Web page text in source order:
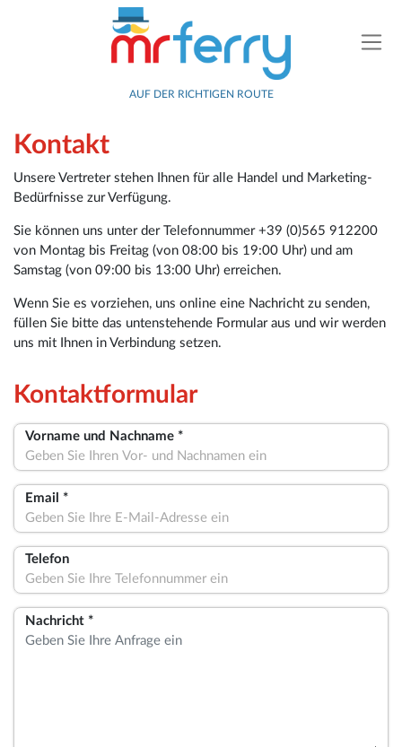
AUF DER RICHTIGEN ROUTE
Kontakt
Unsere Vertreter stehen Ihnen für alle Handel und Marketing-
Bedürfnisse zur Verfügung.
Sie können uns unter der Telefonnummer +39 (0)565 912200
von Montag bis Freitag (von 08:00 bis 19:00 Uhr) und am
Samstag (von 09:00 bis 13:00 Uhr) erreichen.
Wenn Sie es vorziehen, uns online eine Nachricht zu senden,
füllen Sie bitte das untenstehende Formular aus und wir werden
uns mit Ihnen in Verbindung setzen.
Kontaktformular
Vorname und Nachname *
Email *
Telefon
Nachricht *